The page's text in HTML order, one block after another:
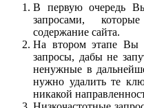
В первую очередь
запросами,
содержание сайта.
На втором этапе Вы
запросы, дабы не
ненужные в
нужно удалить те
никакой